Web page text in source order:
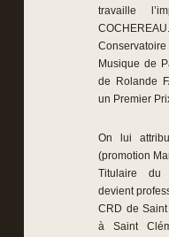
travaille
Musique de
de Rolande
un Premier
On lui
(promotion
Titulaire du
devient
CRD de Saint
à Saint